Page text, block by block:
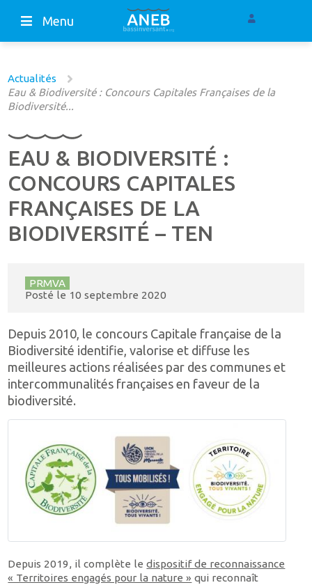
Menu
Actualités
Eau & Biodiversité : Concours Capitales Françaises de la
Biodiversité...
EAU & BIODIVERSITÉ :
CONCOURS CAPITALES
FRANÇAISES DE LA
BIODIVERSITÉ – TEN
PRMVA
Posté le 10 septembre 2020
Depuis 2010, le concours Capitale française de la
Biodiversité identifie, valorise et diffuse les
meilleures actions réalisées par des communes et
intercommunalités françaises en faveur de la
biodiversité.
Depuis 2019, il complète ledispositif de reconnaissance
« Territoires engagés pour la nature » qui reconnaît